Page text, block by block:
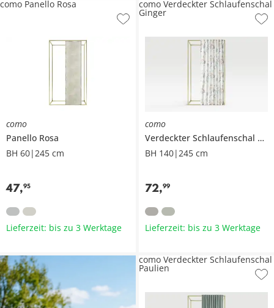
como
Panello Rosa
BH 60|245 cm
47,95
como Panello Rosa
Lieferzeit: bis zu 3 Werktage
como
Verdeckter Schlaufenschal
BH 140|245 cm
72,99
como Verdeckter Schlaufenschal
Ginger
Lieferzeit: bis zu 3 Werktage
como Verdeckter Schlaufenschal
Paulien